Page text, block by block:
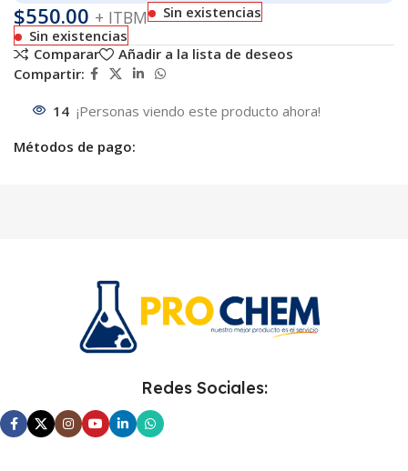
$550.00 + ITBM
Sin existencias
Sin existencias
Comparar
Añadir a la lista de deseos
Compartir:
14 ¡Personas viendo este producto ahora!
Métodos de pago:
Redes Sociales: